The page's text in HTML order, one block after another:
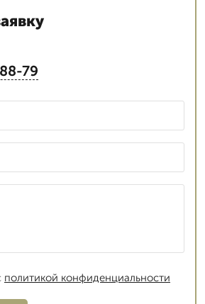
79
политикой конфиденциальности